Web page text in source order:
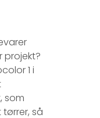
projekt?
1 i
som
så